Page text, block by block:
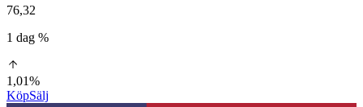
76,32
1 dag %
1,01%
KöpSälj